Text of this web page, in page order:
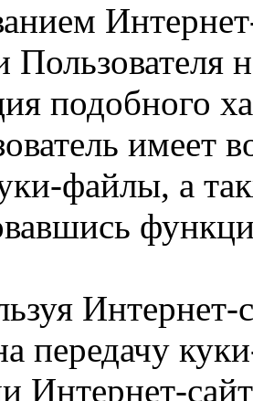
Пользователя
подобного
имеет
файлы, а
Интернет-
передачу
Интернет-